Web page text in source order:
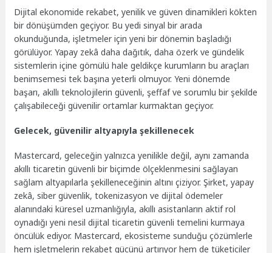
Dijital ekonomide rekabet, yenilik ve güven dinamikleri kökten
bir dönüşümden geçiyor. Bu yedi sinyal bir arada
okunduğunda, işletmeler için yeni bir dönemin başladığı
görülüyor. Yapay zekâ daha dağıtık, daha özerk ve gündelik
sistemlerin içine gömülü hale geldikçe kurumların bu araçları
benimsemesi tek başına yeterli olmuyor. Yeni dönemde
başarı, akıllı teknolojilerin güvenli, şeffaf ve sorumlu bir şekilde
çalışabileceği güvenilir ortamlar kurmaktan geçiyor.
Gelecek, güvenilir altyapıyla şekillenecek
Mastercard, geleceğin yalnızca yenilikle değil, aynı zamanda
akıllı ticaretin güvenli bir biçimde ölçeklenmesini sağlayan
sağlam altyapılarla şekilleneceğinin altını çiziyor. Şirket, yapay
zekâ, siber güvenlik, tokenizasyon ve dijital ödemeler
alanındaki küresel uzmanlığıyla, akıllı asistanların aktif rol
oynadığı yeni nesil dijital ticaretin güvenli temelini kurmaya
öncülük ediyor. Mastercard, ekosisteme sunduğu çözümlerle
hem işletmelerin rekabet gücünü artırıyor hem de tüketiciler